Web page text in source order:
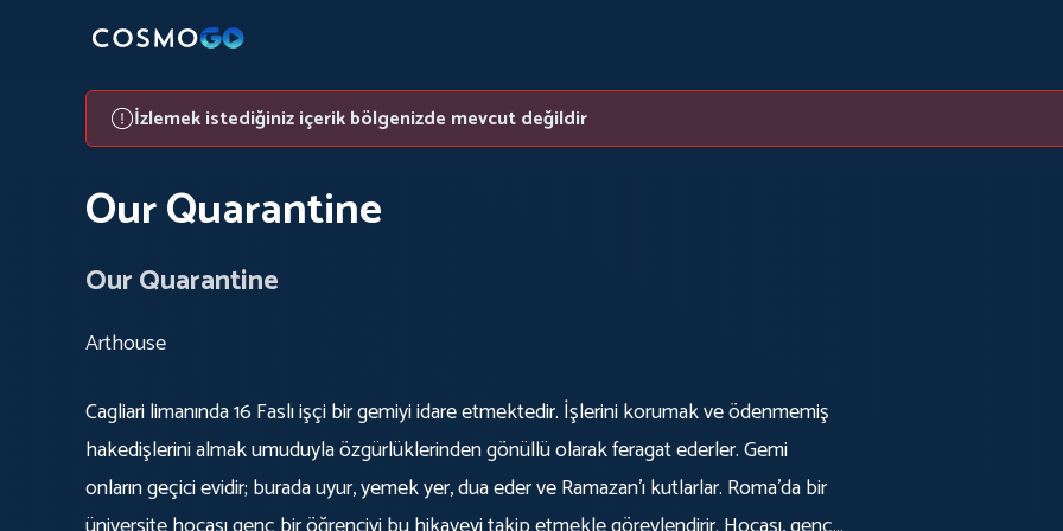
İzlemek istediğiniz içerik bölgenizde mevcut değildir
Our Quarantine
Our Quarantine
Arthouse
Cagliari limanında 16 Faslı işçi bir gemiyi idare etmektedir. İşlerini korumak ve ödenmemiş
hakedişlerini almak umuduyla özgürlüklerinden gönüllü olarak feragat ederler. Gemi
onların geçici evidir; burada uyur, yemek yer, dua eder ve Ramazan'ı kutlarlar. Roma'da bir